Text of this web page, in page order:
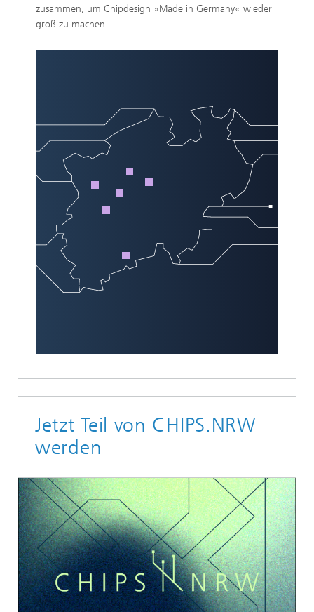
zusammen, um Chipdesign »Made in Germany« wieder
groß zu machen.
Jetzt Teil von CHIPS.NRW
werden